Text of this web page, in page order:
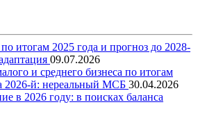
итогам 2025 года и прогноз до 2028-
09.07.2026
и среднего бизнеса по итогам
2026-й: нереальный МСБ 30.04.2026
в 2026 году: в поисках баланса